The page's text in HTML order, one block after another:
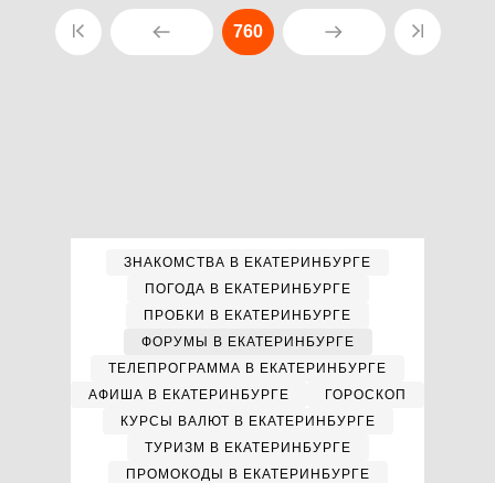
760
ЗНАКОМСТВА В ЕКАТЕРИНБУРГЕ
ПОГОДА В ЕКАТЕРИНБУРГЕ
ПРОБКИ В ЕКАТЕРИНБУРГЕ
ФОРУМЫ В ЕКАТЕРИНБУРГЕ
ТЕЛЕПРОГРАММА В ЕКАТЕРИНБУРГЕ
АФИША В ЕКАТЕРИНБУРГЕ
ГОРОСКОП
КУРСЫ ВАЛЮТ В ЕКАТЕРИНБУРГЕ
ТУРИЗМ В ЕКАТЕРИНБУРГЕ
ПРОМОКОДЫ В ЕКАТЕРИНБУРГЕ